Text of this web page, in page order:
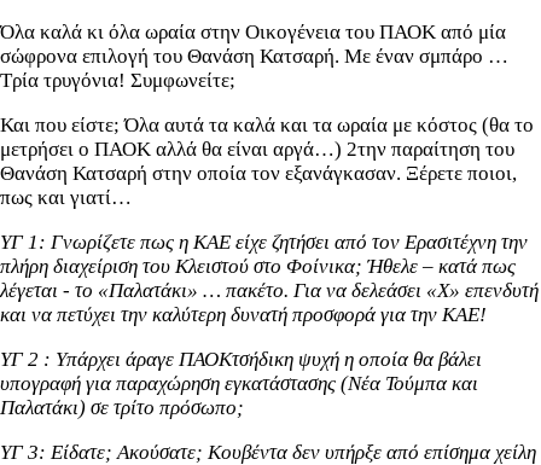
Όλα καλά κι όλα ωραία στην Οικογένεια του ΠΑΟΚ από μία
σώφρονα επιλογή του Θανάση Κατσαρή. Με έναν σμπάρο …
Τρία τρυγόνια! Συμφωνείτε;
Και που είστε; Όλα αυτά τα καλά και τα ωραία με κόστος (θα το
μετρήσει ο ΠΑΟΚ αλλά θα είναι αργά…) 2την παραίτηση του
Θανάση Κατσαρή στην οποία τον εξανάγκασαν. Ξέρετε ποιοι,
πως και γιατί…
ΥΓ 1: Γνωρίζετε πως η ΚΑΕ είχε ζητήσει από τον Ερασιτέχνη την
πλήρη διαχείριση του Κλειστού στο Φοίνικα; Ήθελε – κατά πως
λέγεται - το «Παλατάκι» … πακέτο. Για να δελεάσει «Χ» επενδυτή
και να πετύχει την καλύτερη δυνατή προσφορά για την ΚΑΕ!
ΥΓ 2 : Υπάρχει άραγε ΠΑΟΚτσήδικη ψυχή η οποία θα βάλει
υπογραφή για παραχώρηση εγκατάστασης (Νέα Τούμπα και
Παλατάκι) σε τρίτο πρόσωπο;
ΥΓ 3: Είδατε; Ακούσατε; Κουβέντα δεν υπήρξε από επίσημα χείλη